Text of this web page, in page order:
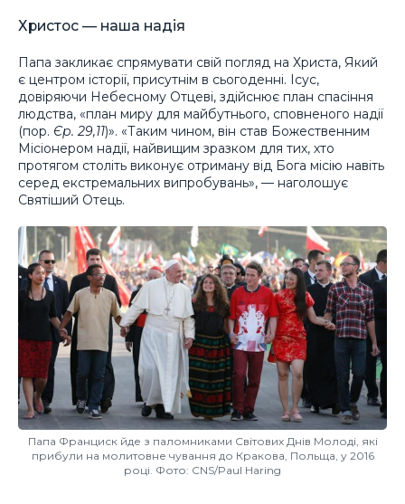
Христос — наша надія
Папа закликає спрямувати свій погляд на Христа, Який
є центром історії, присутнім в сьогоденні. Ісус,
довіряючи Небесному Отцеві, здійснює план спасіння
людства, «план миру для майбутнього, сповненого надії
(пор. Єр. 29,11)». «Таким чином, він став Божественним
Місіонером надії, найвищим зразком для тих, хто
протягом століть виконує отриману від Бога місію навіть
серед екстремальних випробувань», — наголошує
Святіший Отець.
Папа Франциск йде з паломниками Світових Днів Молоді, які
прибули на молитовне чування до Кракова, Польща, у 2016
році. Фото: CNS/Paul Haring